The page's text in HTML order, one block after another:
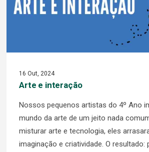
16 Out, 2024
Arte e interação
Nossos pequenos artistas do 4º Ano
mundo da arte de um jeito nada
misturar arte e tecnologia, eles
imaginação e criatividade. O resultado: